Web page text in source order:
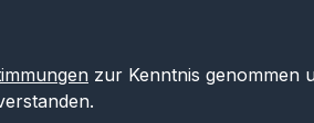
zur Kenntnis genommen